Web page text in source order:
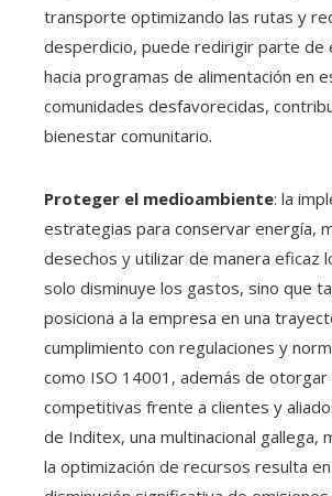
transporte optimizando las rutas y
desperdicio, puede redirigir parte de
hacia programas de alimentación en
comunidades desfavorecidas,
bienestar comunitario.
Proteger el medioambiente: la
estrategias para conservar energía,
desechos y utilizar de manera eficaz
solo disminuye los gastos, sino que
posiciona a la empresa en una
cumplimiento con regulaciones y
como ISO 14001, además de otorgar
competitivas frente a clientes y
de Inditex, una multinacional gallega,
la optimización de recursos resulta en